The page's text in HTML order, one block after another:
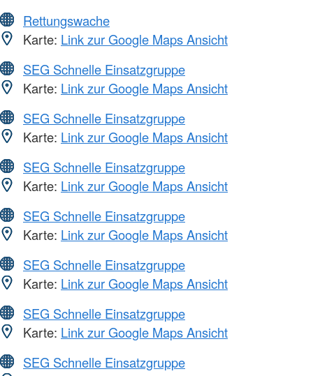
Rettungswache
Karte: Link zur Google Maps Ansicht
SEG Schnelle Einsatzgruppe
Karte: Link zur Google Maps Ansicht
SEG Schnelle Einsatzgruppe
Karte: Link zur Google Maps Ansicht
SEG Schnelle Einsatzgruppe
Karte: Link zur Google Maps Ansicht
SEG Schnelle Einsatzgruppe
Karte: Link zur Google Maps Ansicht
SEG Schnelle Einsatzgruppe
Karte: Link zur Google Maps Ansicht
SEG Schnelle Einsatzgruppe
Karte: Link zur Google Maps Ansicht
SEG Schnelle Einsatzgruppe